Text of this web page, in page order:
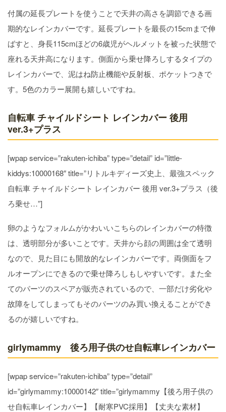
付属の延長プレートを使うことで天井の高さを調節できる画
期的なレインカバーです。延長プレートを最長の15cmまで伸
ばすと、身長115cmほどの6歳児がヘルメットを被った状態で
座れる天井高になります。側面から乗せ降ろしするタイプの
レインカバーで、泥はね防止機能や反射板、ポケットつきで
す。5色のカラー展開も嬉しいですね。
自転車 チャイルドシート レインカバー 後用
ver.3+プラス
[wpap service=”rakuten-ichiba” type=”detail” id=”little-
kiddys:10000168″ title=”リトルキディーズ史上、最強スペック
自転車 チャイルドシート レインカバー 後用 ver.3+プラス（後
ろ乗せ…”]
卵のようなフォルムがかわいいこちらのレインカバーの特徴
は、透明部分が多いことです。天井から顔の周囲は全て透明
なので、見た目にも開放的なレインカバーです。両側面をフ
ルオープンにできるので乗せ降ろしもしやすいです。また全
てのパーツのスペアが販売されているので、一部だけ劣化や
故障をしてしまってもそのパーツのみ買い換えることができ
るのが嬉しいですね。
girlymammy 後ろ用子供のせ自転車レインカバー
[wpap service=”rakuten-ichiba” type=”detail”
id=”girlymammy:10000142″ title=”girlymammy【後ろ用子供の
せ自転車レインカバー】【耐寒PVC採用】【丈夫な素材】